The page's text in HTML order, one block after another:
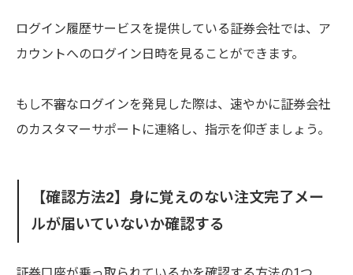
ログイン履歴サービスを提供している証券会社では、ア
カウントへのログイン日時を見ることができます。
もし不審なログインを発見した際は、速やかに証券会社
のカスタマーサポートに連絡し、指示を仰ぎましょう。
【確認方法2】身に覚えのない注文完了メー
ルが届いていないか確認する